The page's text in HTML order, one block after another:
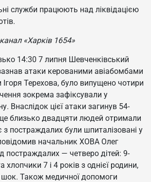
служби працюють над ліквідацією
«Харків 1654»
14:30 7 липня Шевченківський
атаки керованими авіабомбами
Терехова, було випущено чотири
зокрема зафіксували у
Внаслідок цієї атаки загинув 54-
ще близько двадцяти людей отримали
постраждалих були шпиталізовані у
начальник ХОВА Олег
постраждалих — четверо дітей: 9-
хлопчики 7 і 4 років з однієї родини,
шок. Також медичної допомоги